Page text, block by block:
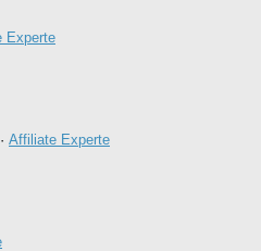
Experte
· Affiliate Experte